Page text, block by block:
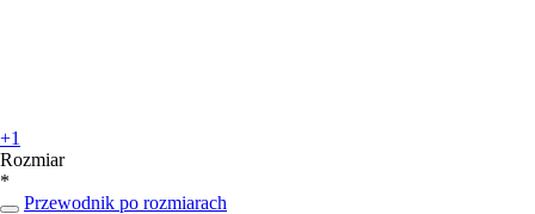
+1
Rozmiar
*
Przewodnik po rozmiarach